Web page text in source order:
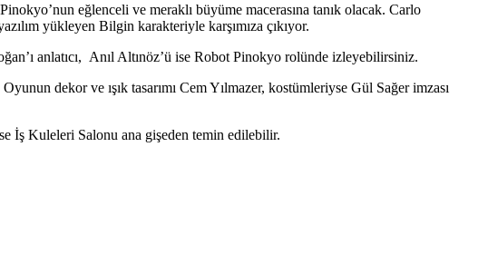
eğlenceli ve meraklı büyüme macerasına tanık olacak. Carlo
yükleyen Bilgin karakteriyle karşımıza çıkıyor.
anlatıcı, Anıl Altınöz’ü ise Robot Pinokyo rolünde izleyebilirsiniz.
dekor ve ışık tasarımı Cem Yılmazer, kostümleriyse Gül Sağer imzası
İş Kuleleri Salonu ana gişeden temin edilebilir.